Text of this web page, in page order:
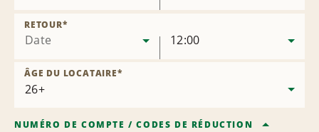
Date
RETOUR*
12:00
ÂGE DU LOCATAIRE*
NUMÉRO DE COMPTE /CODES DE RÉDUCTION